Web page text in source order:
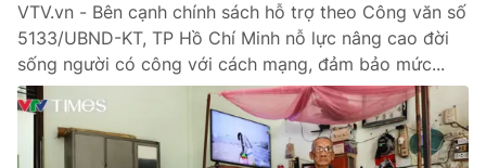
Xã hội
Pháp luật
Y tế
VTV.vn - Bên cạnh chính sách hỗ trợ theo Công văn số
5133/UBND-KT, TP Hồ Chí Minh nỗ lực nâng cao đời
sống người có công với cách mạng, đảm bảo mức...